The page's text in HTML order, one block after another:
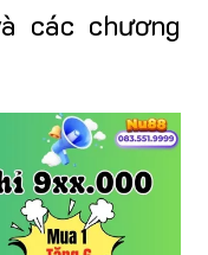
các chương